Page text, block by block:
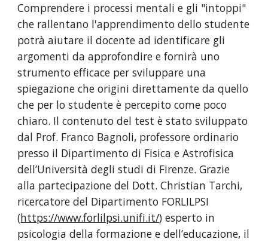
Comprendere i processi mentali e gli "intoppi"
che rallentano l'apprendimento dello studente
potrà aiutare il docente ad identificare gli
argomenti da approfondire e fornirà uno
strumento efficace per sviluppare una
spiegazione che origini direttamente da quello
che per lo studente è percepito come poco
chiaro. Il contenuto del test è stato sviluppato
dal Prof. Franco Bagnoli, professore ordinario
presso il Dipartimento di Fisica e Astrofisica
dell’Università degli studi di Firenze. Grazie
alla partecipazione del Dott. Christian Tarchi,
ricercatore del Dipartimento FORLILPSI
(https://www.forlilpsi.unifi.it/) esperto in
psicologia della formazione e dell’educazione, il